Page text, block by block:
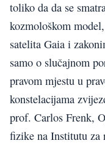
toliko da da se
kozmološkom
satelita Gaia i
samo o slučajnom
pravom mjestu u
konstelacijama
prof. Carlos Frenk,
fizike na Institutu za